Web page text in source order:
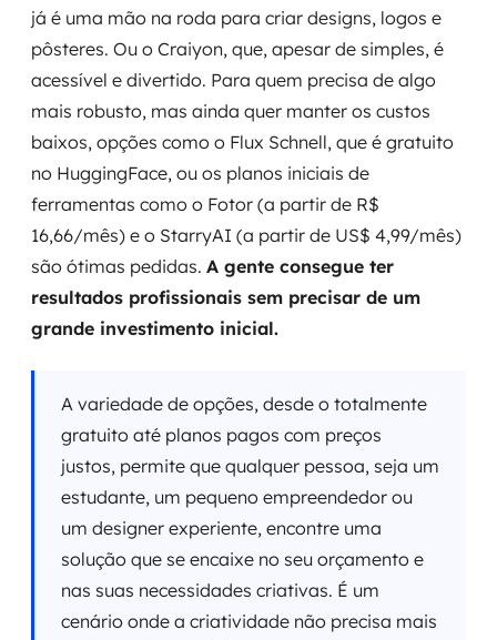
já é uma mão na roda para criar designs, logos e
pôsteres. Ou o Craiyon, que, apesar de simples, é
acessível e divertido. Para quem precisa de algo
mais robusto, mas ainda quer manter os custos
baixos, opções como o Flux Schnell, que é gratuito
no HuggingFace, ou os planos iniciais de
ferramentas como o Fotor (a partir de R$
16,66/mês) e o StarryAI (a partir de US$ 4,99/mês)
são ótimas pedidas. A gente consegue ter
resultados profissionais sem precisar de um
grande investimento inicial.
A variedade de opções, desde o totalmente
gratuito até planos pagos com preços
justos, permite que qualquer pessoa, seja um
estudante, um pequeno empreendedor ou
um designer experiente, encontre uma
solução que se encaixe no seu orçamento e
nas suas necessidades criativas. É um
cenário onde a criatividade não precisa mais